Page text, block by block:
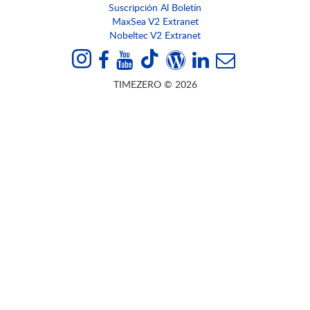
Suscripción Al Boletín
MaxSea V2 Extranet
Nobeltec V2 Extranet
TIMEZERO © 2026